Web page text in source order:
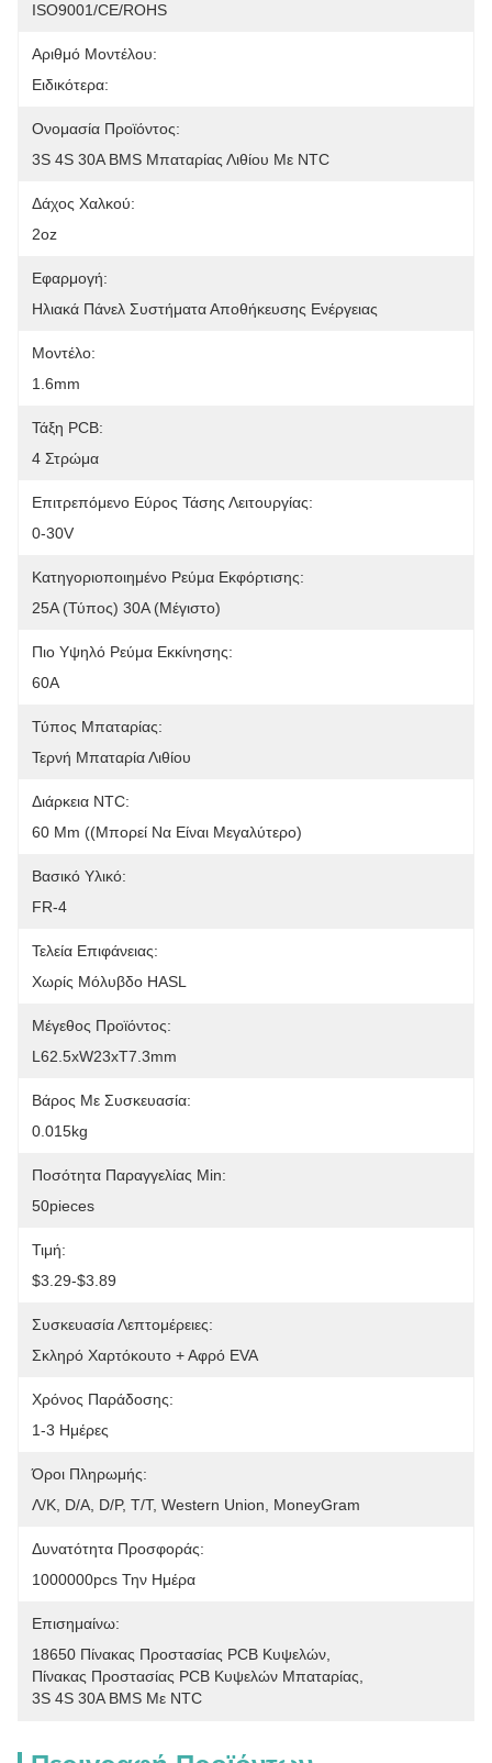
ISO9001/CE/ROHS
Αριθμό Μοντέλου:
Ειδικότερα:
Ονομασία Προϊόντος:
3S 4S 30A BMS Μπαταρίας Λιθίου Με NTC
Δάχος Χαλκού:
2oz
Εφαρμογή:
Ηλιακά Πάνελ Συστήματα Αποθήκευσης Ενέργειας
Μοντέλο:
1.6mm
Τάξη PCB:
4 Στρώμα
Επιτρεπόμενο Εύρος Τάσης Λειτουργίας:
0-30V
Κατηγοριοποιημένο Ρεύμα Εκφόρτισης:
25A (τύπος) 30A (μέγιστο)
Πιο Υψηλό Ρεύμα Εκκίνησης:
60A
Τύπος Μπαταρίας:
Τερνή Μπαταρία Λιθίου
Διάρκεια NTC:
60 Mm ((Μπορεί Να Είναι Μεγαλύτερο)
Βασικό Υλικό:
FR-4
Τελεία Επιφάνειας:
Χωρίς Μόλυβδο HASL
Μέγεθος Προϊόντος:
L62.5xW23xT7.3mm
Βάρος Με Συσκευασία:
0.015kg
Ποσότητα Παραγγελίας Min:
50pieces
Τιμή:
$3.29-$3.89
Συσκευασία Λεπτομέρειες:
Σκληρό Χαρτόκουτο + Αφρό EVA
Χρόνος Παράδοσης:
1-3 Ημέρες
Όροι Πληρωμής:
Λ/Κ, D/A, D/P, T/T, Western Union, MoneyGram
Δυνατότητα Προσφοράς:
1000000pcs Την Ημέρα
Επισημαίνω:
18650 Πίνακας Προστασίας PCB Κυψελών
Πίνακας Προστασίας PCB Κυψελών Μπαταρίας
3S 4S 30A BMS Με NTC